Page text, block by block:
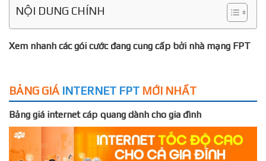
NỘI DUNG CHÍNH
Xem nhanh các gói cước đang cung cấp bởi nhà mạng FPT
BẢNG GIÁ INTERNET FPT MỚI NHẤT
Bảng giá internet cáp quang dành cho gia đình